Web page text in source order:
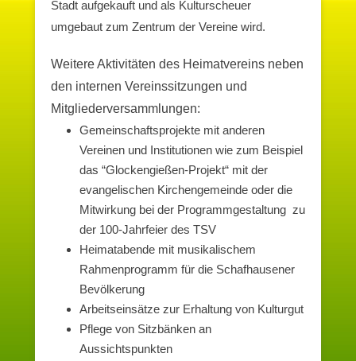
Stadt aufgekauft und als Kulturscheuer
umgebaut zum Zentrum der Vereine wird.
Weitere Aktivitäten des Heimatvereins neben
den internen Vereinssitzungen und
Mitgliederversammlungen:
Gemeinschaftsprojekte mit anderen
Vereinen und Institutionen wie zum Beispiel
das “Glockengießen-Projekt“ mit der
evangelischen Kirchengemeinde oder die
Mitwirkung bei der Programmgestaltung zu
der 100-Jahrfeier des TSV
Heimatabende mit musikalischem
Rahmenprogramm für die Schafhausener
Bevölkerung
Arbeitseinsätze zur Erhaltung von Kulturgut
Pflege von Sitzbänken an
Aussichtspunkten